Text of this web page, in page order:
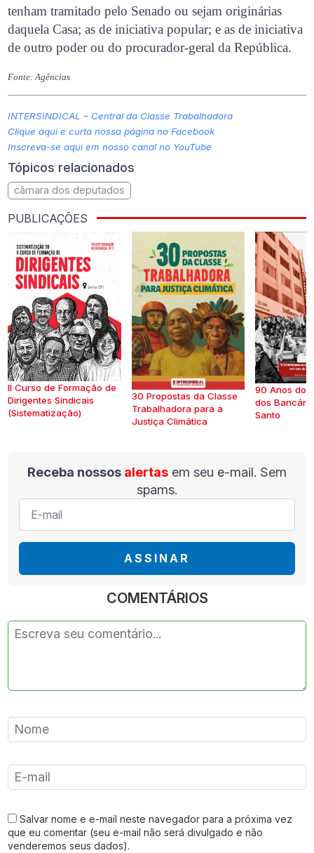
tenham tramitado pelo Senado ou sejam originárias
daquela Casa; as de iniciativa popular; e as de iniciativa
de outro poder ou do procurador-geral da República.
Fonte: Agências
INTERSINDICAL – Central da Classe Trabalhadora
Clique aqui e curta nossa página no Facebook
Inscreva-se aqui em nosso canal no YouTube
Tópicos relacionados
câmara dos deputados
PUBLICAÇÕES
II Curso de Formação de
Dirigentes Sindicais
(Sistematização)
30 Propostas da Classe
Trabalhadora para a
Justiça Climática
90 Anos do
dos
Santo
Receba nossos alertas em seu e-mail. Sem
spams.
E-
mail
ASSINAR
COMENTÁRIOS
Salvar nome e e-mail neste navegador para a próxima vez
que eu comentar (seu e-mail não será divulgado e não
venderemos seus dados).